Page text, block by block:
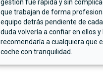
gestión fue rápida y sin
que trabajan de forma
equipo detrás pendiente de
duda volvería a confiar en ellos y
recomendaría a cualquiera que
coche con tranquilidad.